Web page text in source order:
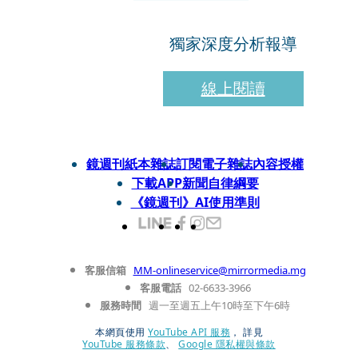
獨家深度分析報導
線上閱讀
鏡週刊紙本雜誌訂閱電子雜誌內容授權
下載APP新聞自律綱要
《鏡週刊》AI使用準則
客服信箱 MM-onlineservice@mirrormedia.mg
客服電話 02-6633-3966
服務時間 週一至週五上午10時至下午6時
本網頁使用 YouTube API 服務 ， 詳見
YouTube 服務條款、
Google 隱私權與條款